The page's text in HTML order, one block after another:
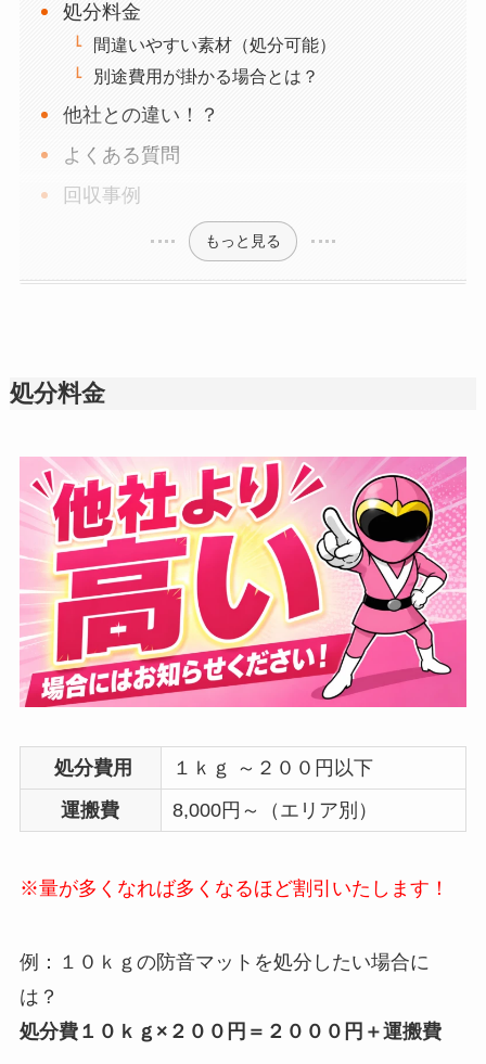
処分料金
間違いやすい素材（処分可能）
別途費用が掛かる場合とは？
他社との違い！？
よくある質問
回収事例
もっと見る
処分料金
処分費用
１ｋｇ ～２００円以下
運搬費
8,000円～（エリア別）
※量が多くなれば多くなるほど割引いたします！
例：１０ｋｇの防音マットを処分したい場合に
は？
処分費１０ｋｇ×２００円＝２０００円＋運搬費